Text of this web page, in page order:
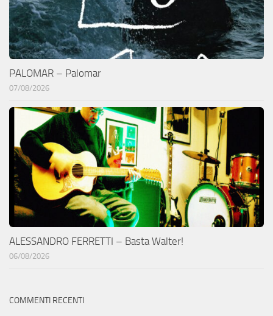
PALOMAR – Palomar
07/08/2026
ALESSANDRO FERRETTI – Basta Walter!
06/08/2026
COMMENTI RECENTI